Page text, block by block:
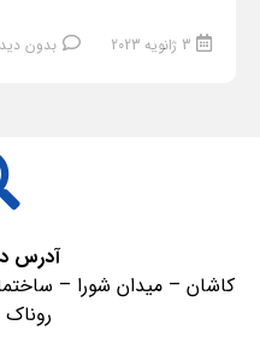
3 ژانویه 2023 بدون
آدرس
کاشان – میدان شورا –